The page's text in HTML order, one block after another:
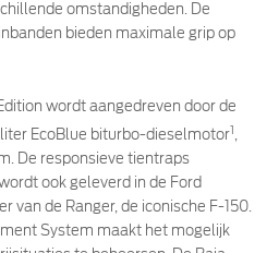
omstandigheden. De
bieden maximale grip op
wordt aangedreven door de
liter EcoBlue biturbo-dieselmotor1 ,
De responsieve tientraps
ook geleverd in de Ford
van de Ranger, de iconische F-150.
System maakt het mogelijk